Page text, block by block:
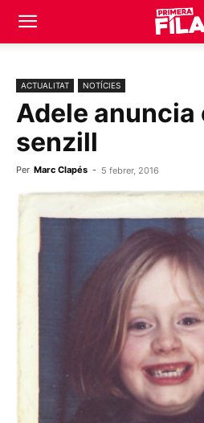
ACTUALITAT NOTÍCIES
Adele anuncia
senzill
Per Marc Clapés - 5 febrer, 2016